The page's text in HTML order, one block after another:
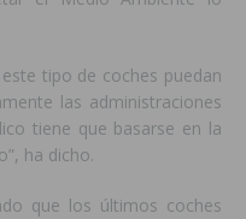
tipo de coches puedan
las administraciones
tiene que basarse en la
ha dicho.
que los últimos coches